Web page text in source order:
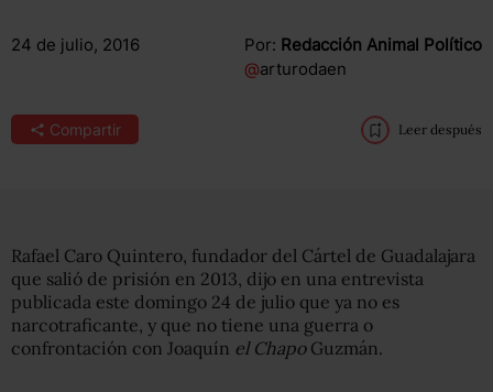
24 de julio, 2016 Por: Redacción Animal Político
@arturodaen
Compartir Leer después
Rafael Caro Quintero, fundador del Cártel de Guadalajara
que salió de prisión en 2013, dijo en una entrevista
publicada este domingo 24 de julio que ya no es
narcotraficante, y que no tiene una guerra o
confrontación con Joaquín el ChapoGuzmán.